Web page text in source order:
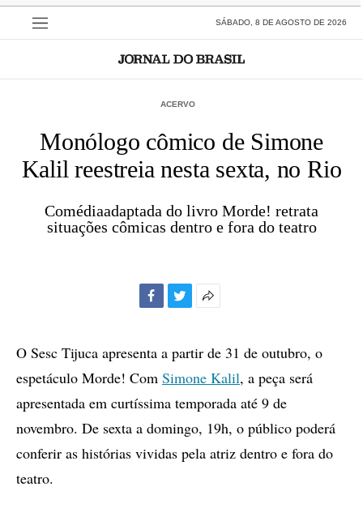
SÁBADO, 8 DE AGOSTO DE 2026
ACERVO
Monólogo cômico de Simone
Kalil reestreia nesta sexta, no Rio
Comédiaadaptada do livro Morde! retrata
situações cômicas dentro e fora do teatro
compartilhamento
O Sesc Tijuca apresenta a partir de 31 de outubro, o
espetáculo Morde! Com Simone Kalil, a peça será
apresentada em curtíssima temporada até 9 de
novembro. De sexta a domingo, 19h, o público poderá
conferir as histórias vividas pela atriz dentro e fora do
teatro.